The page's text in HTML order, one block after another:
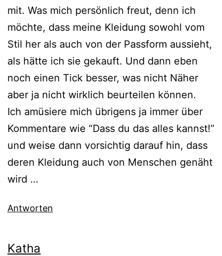
mit. Was mich persönlich freut, denn ich
möchte, dass meine Kleidung sowohl vom
Stil her als auch von der Passform aussieht,
als hätte ich sie gekauft. Und dann eben
noch einen Tick besser, was nicht Näher
aber ja nicht wirklich beurteilen können.
Ich amüsiere mich übrigens ja immer über
Kommentare wie “Dass du das alles kannst!”
und weise dann vorsichtig darauf hin, dass
deren Kleidung auch von Menschen genäht
wird …
Antworten
Katha